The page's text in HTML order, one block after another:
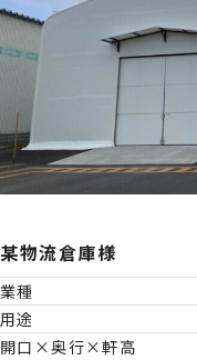
某物流倉庫様
業種
用途
開口×奥行×軒高